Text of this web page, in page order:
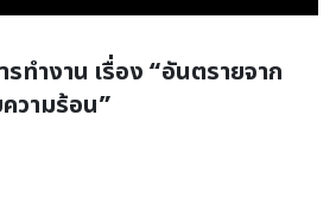
ทำงาน เรื่อง “อันตรายจาก
วามร้อน”